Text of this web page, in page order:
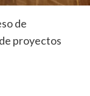
de
proyectos